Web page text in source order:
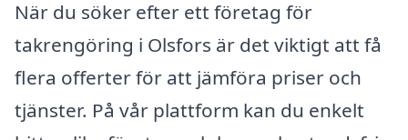
När du söker efter ett företag för
takrengöring i Olsfors är det viktigt att få
flera offerter för att jämföra priser och
tjänster. På vår plattform kan du enkelt